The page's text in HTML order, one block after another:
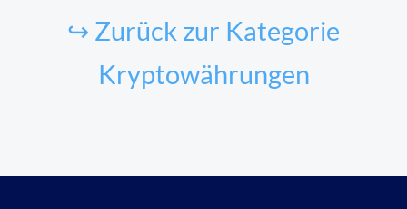
↪ Zurück zur Kategorie
Kryptowährungen